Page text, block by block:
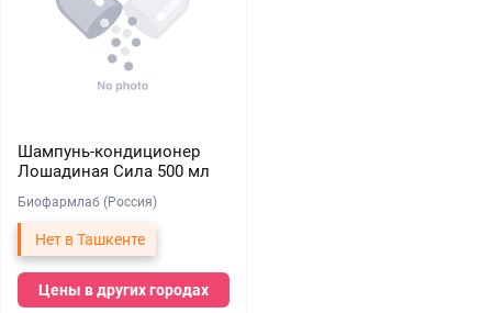
Шампунь-кондиционер
Лошадиная Сила 500 мл
Биофармлаб (Россия)
Нет в Ташкенте
Цены в других городах